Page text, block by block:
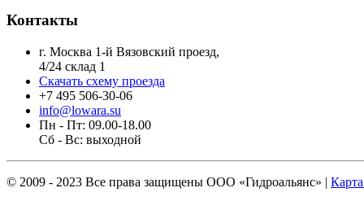
Контакты
г. Москва 1-й Вязовский проезд,
4/24 склад 1
Скачать схему проезда
+7 495 506-30-06
info@lowara.su
Пн - Пт: 09.00-18.00
Сб - Вс: выходной
© 2009 - 2023 Все права защищены ООО «Гидроальянс» |